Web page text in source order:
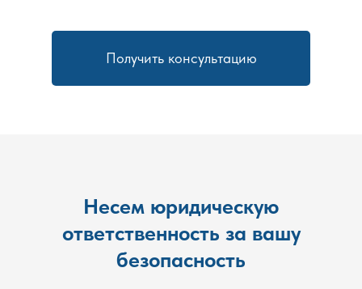
Профилактика появления насекомых
Чтобы снизить риск повторного появления вредителей:
как щели в стенах и дверях.
Поддерживайте гигиену в местах хранения мусора.
Наши преимущества в Раменском
Получить консультацию
Несем юридическую
ответственность за вашу
безопасность